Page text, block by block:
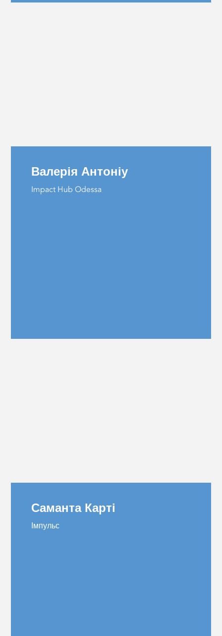
Валерія Антоніу
Impact Hub Odessa
Саманта Карті
Імпульс